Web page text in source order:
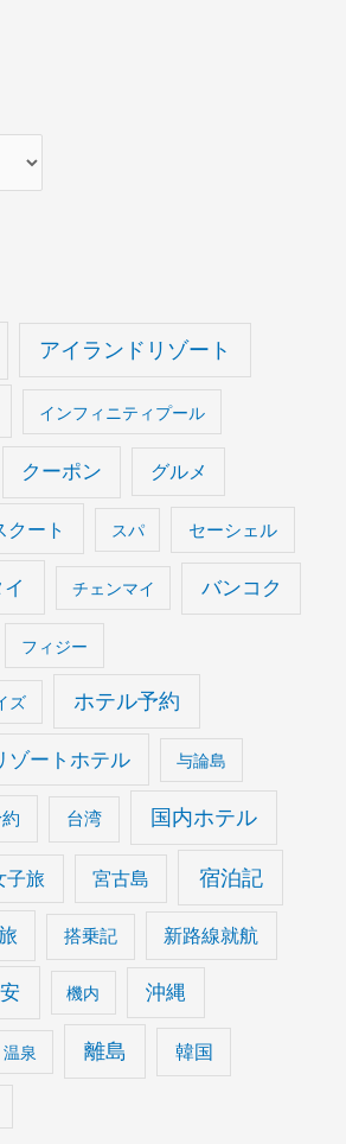
アイランドリゾート
インフィニティプール
クーポン グルメ
クート スパ セーシェル
チェンマイ バンコク
フィジー
ズ ホテル予約
ゾートホテル 与論島
台湾 国内ホテル
子旅 宮古島 宿泊記
搭乗記 新路線就航
機内 沖縄
温泉 離島 韓国